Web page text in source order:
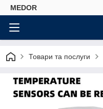
MEDOR
Товари та послуги